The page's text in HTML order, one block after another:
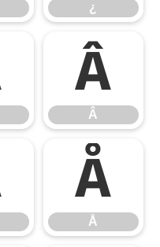
¿
Â
Â
Å
Å